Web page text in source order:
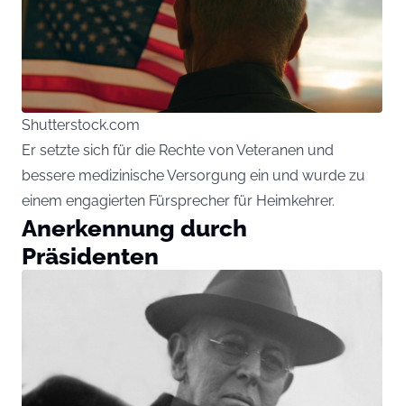
Shutterstock.com
Er setzte sich für die Rechte von Veteranen und
bessere medizinische Versorgung ein und wurde zu
einem engagierten Fürsprecher für Heimkehrer.
Anerkennung durch
Präsidenten